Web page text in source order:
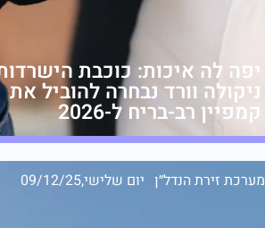
יפה לה איכות: כוכבת
ניקולה וורד נבחרה להוביל את
קמפיין רב-בריח ל-2026
מערכת זירת הנדל״ן יום שלישי,09/12/25